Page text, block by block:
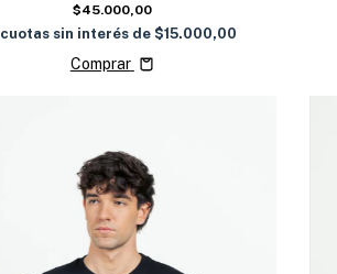
$45.000,00
cuotas sin interés de$15.000,00
Comprar